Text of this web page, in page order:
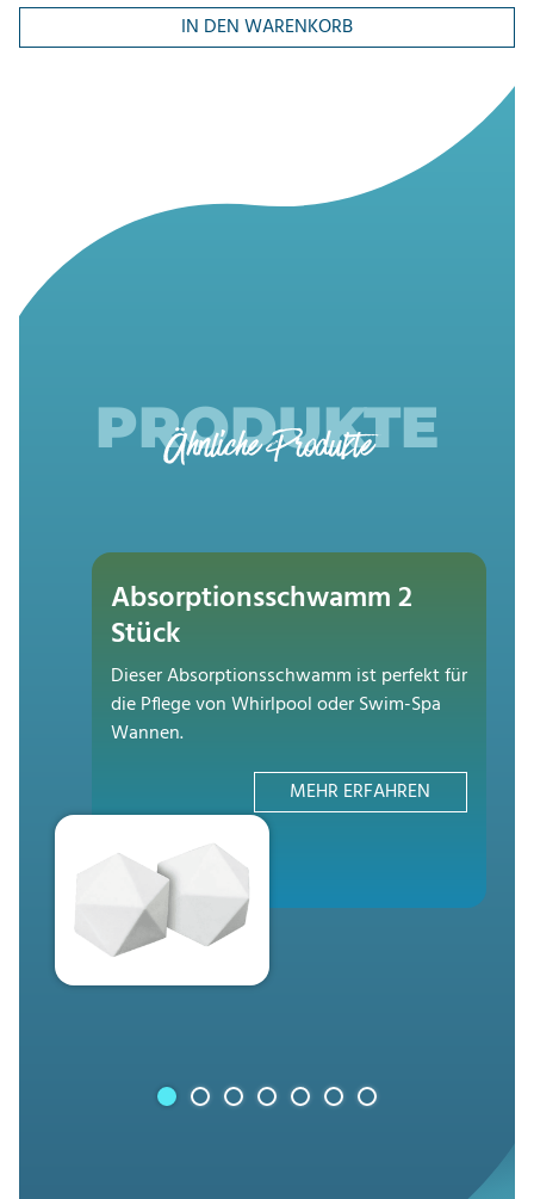
IN DEN WARENKORB
PRODUKTE
Ähnliche Produkte
Absorptionsschwamm 2
Stück
Dieser Absorptionsschwamm ist perfekt für
die Pflege von Whirlpool oder Swim-Spa
Wannen.
MEHR ERFAHREN